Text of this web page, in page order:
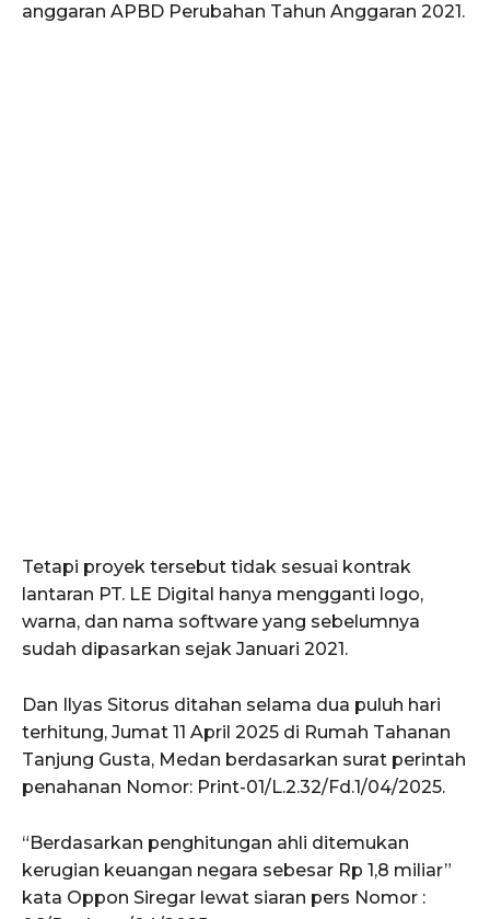
anggaran APBD Perubahan Tahun Anggaran 2021.
Tetapi proyek tersebut tidak sesuai kontrak
lantaran PT. LE Digital hanya mengganti logo,
warna, dan nama software yang sebelumnya
sudah dipasarkan sejak Januari 2021.
Dan Ilyas Sitorus ditahan selama dua puluh hari
terhitung, Jumat 11 April 2025 di Rumah Tahanan
Tanjung Gusta, Medan berdasarkan surat perintah
penahanan Nomor: Print-01/L.2.32/Fd.1/04/2025.
“Berdasarkan penghitungan ahli ditemukan
kerugian keuangan negara sebesar Rp 1,8 miliar”
kata Oppon Siregar lewat siaran pers Nomor :